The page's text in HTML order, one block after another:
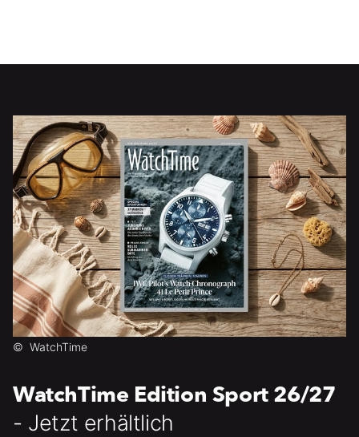
© WatchTime
WatchTime Edition Sport 26/27
- Jetzt erhältlich